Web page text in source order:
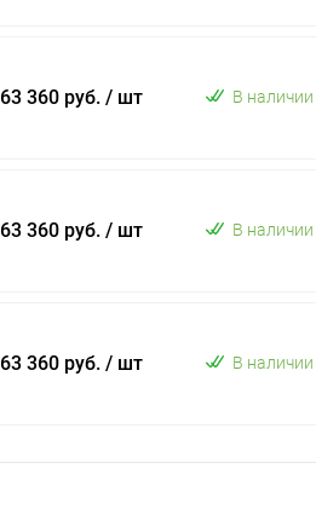
63 360 руб. / шт В наличии
63 360 руб. / шт В наличии
63 360 руб. / шт В наличии